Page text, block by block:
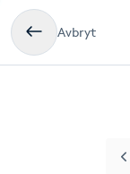
Avbryt